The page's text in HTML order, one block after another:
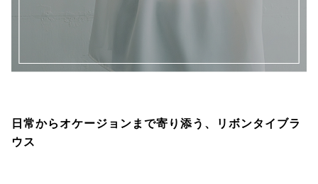
日常からオケージョンまで寄り添う、リボンタイブラ
ウス